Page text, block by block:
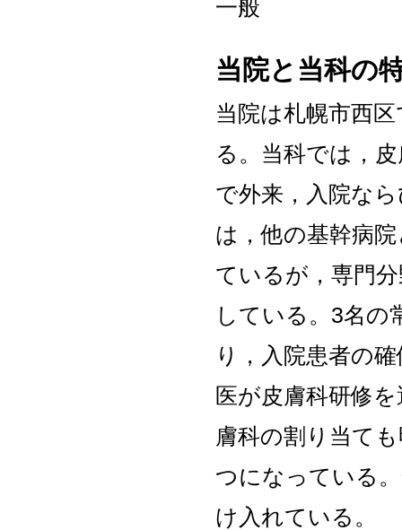
一般
当院と当科の
当院は札幌市西
る。当科では，
で外来，入院な
は，他の基幹病
ているが，専門
している。3名の
り，入院患者の
医が皮膚科研修
膚科の割り当て
つになっている
け入れている。